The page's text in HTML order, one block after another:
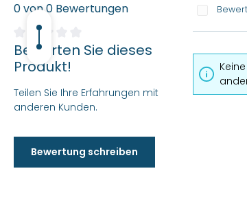
0 von 0 Bewertungen
Durchschnittliche Bewertung von 0 von 5 Sternen
Bewerten Sie dieses
Produkt!
Teilen Sie Ihre Erfahrungen mit
anderen Kunden.
Bewertung schreiben